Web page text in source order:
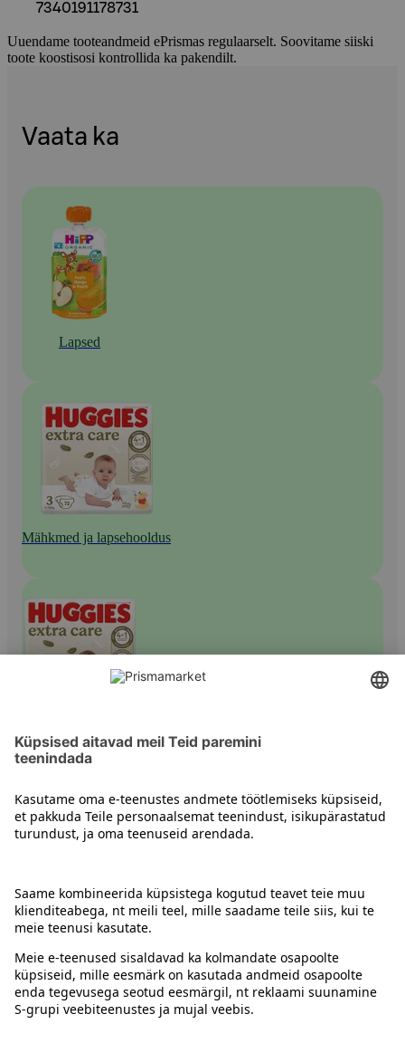
7340191178731
Uuendame tooteandmeid ePrismas regulaarselt. Soovitame siiski
toote koostisosi kontrollida ka pakendilt.
Vaata ka
Lapsed
Mähkmed ja lapsehooldus
Teipmähkmed
Juhised
Tingimused